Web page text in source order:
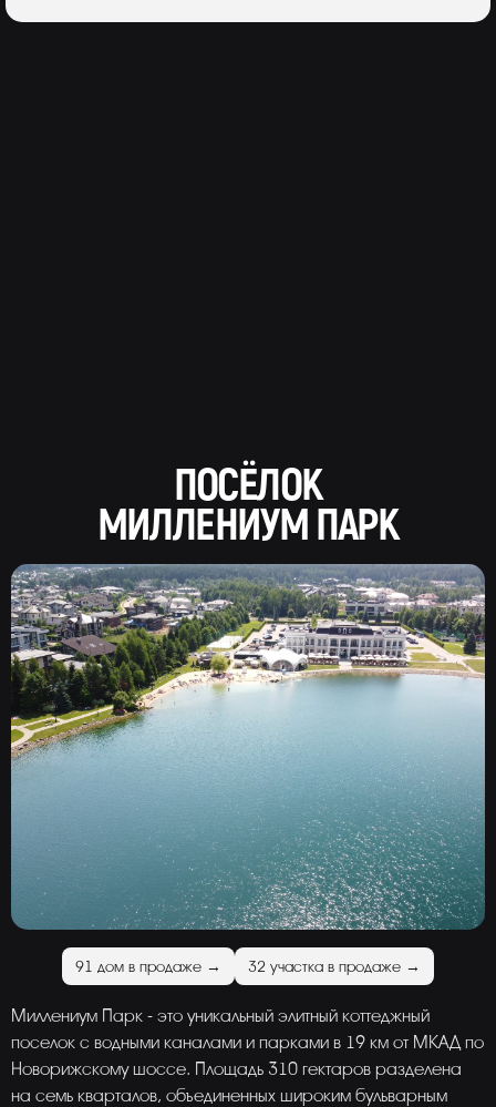
ПОСЁЛОК
МИЛЛЕНИУМ ПАРК
91 дом в продаже → 32 участка в продаже →
Миллениум Парк - это уникальный элитный коттеджный
поселок с водными каналами и парками в 19 км от МКАД по
Новорижскому шоссе. Площадь 310 гектаров разделена
на семь кварталов, объединенных широким бульварным